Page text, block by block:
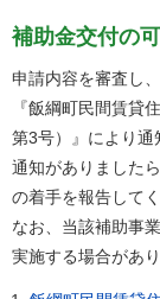
補助金交付の
申請内容を審査し
『飯綱町民間賃貸
第3号）』により通
通知がありました
の着手を報告してく
なお、当該補助事
実施する場合があり